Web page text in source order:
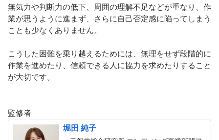
無気力や判断力の低下、周囲の理解不足などが重なり、作
業が思うように進まず、さらに自己否定感に陥ってしまう
ことも少なくありません。
こうした困難を乗り越えるためには、無理をせず段階的に
作業を進めたり、信頼できる人に協力を求めたりすること
が大切です。
監修者
堀田 純子